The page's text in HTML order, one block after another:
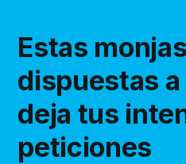
Estas
dispuestas
deja tus
peticiones